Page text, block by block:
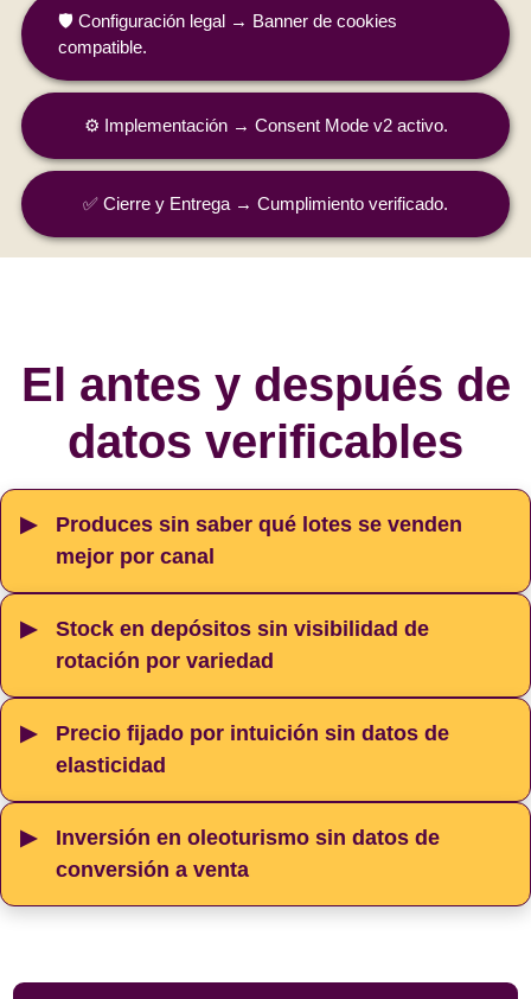
🛡️ Configuración legal → Banner de cookies
compatible.
⚙️ Implementación → Consent Mode v2 activo.
✅ Cierre y Entrega → Cumplimiento verificado.
El antes y después de
datos verificables
Produces sin saber qué lotes se venden
mejor por canal
Stock en depósitos sin visibilidad de
rotación por variedad
Precio fijado por intuición sin datos de
elasticidad
Inversión en oleoturismo sin datos de
conversión a venta